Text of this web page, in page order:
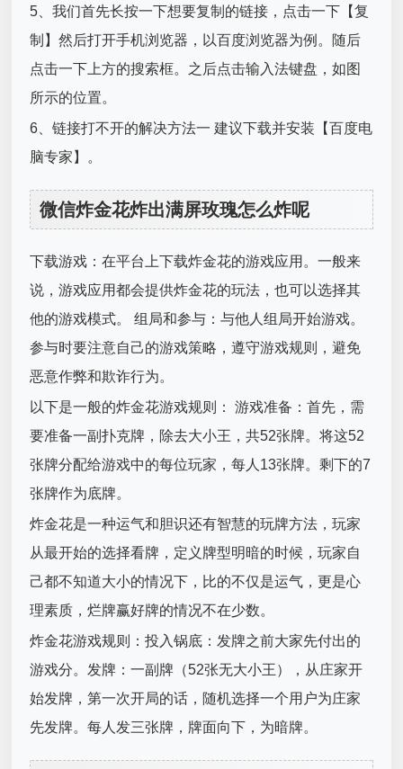
5、我们首先长按一下想要复制的链接，点击一下【复
制】然后打开手机浏览器，以百度浏览器为例。随后
点击一下上方的搜索框。之后点击输入法键盘，如图
所示的位置。
6、链接打不开的解决方法一 建议下载并安装【百度电
脑专家】。
微信炸金花炸出满屏玫瑰怎么炸呢
下载游戏：在平台上下载炸金花的游戏应用。一般来
说，游戏应用都会提供炸金花的玩法，也可以选择其
他的游戏模式。 组局和参与：与他人组局开始游戏。
参与时要注意自己的游戏策略，遵守游戏规则，避免
恶意作弊和欺诈行为。
以下是一般的炸金花游戏规则： 游戏准备：首先，需
要准备一副扑克牌，除去大小王，共52张牌。将这52
张牌分配给游戏中的每位玩家，每人13张牌。剩下的7
张牌作为底牌。
炸金花是一种运气和胆识还有智慧的玩牌方法，玩家
从最开始的选择看牌，定义牌型明暗的时候，玩家自
己都不知道大小的情况下，比的不仅是运气，更是心
理素质，烂牌赢好牌的情况不在少数。
炸金花游戏规则：投入锅底：发牌之前大家先付出的
游戏分。发牌：一副牌（52张无大小王），从庄家开
始发牌，第一次开局的话，随机选择一个用户为庄家
先发牌。每人发三张牌，牌面向下，为暗牌。